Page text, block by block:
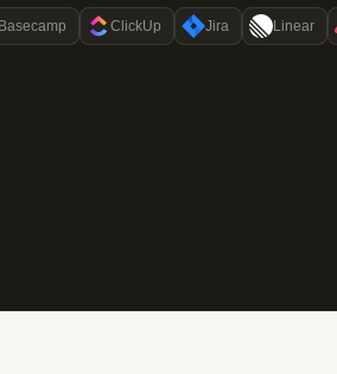
Basecamp ClickUp Jira Linear